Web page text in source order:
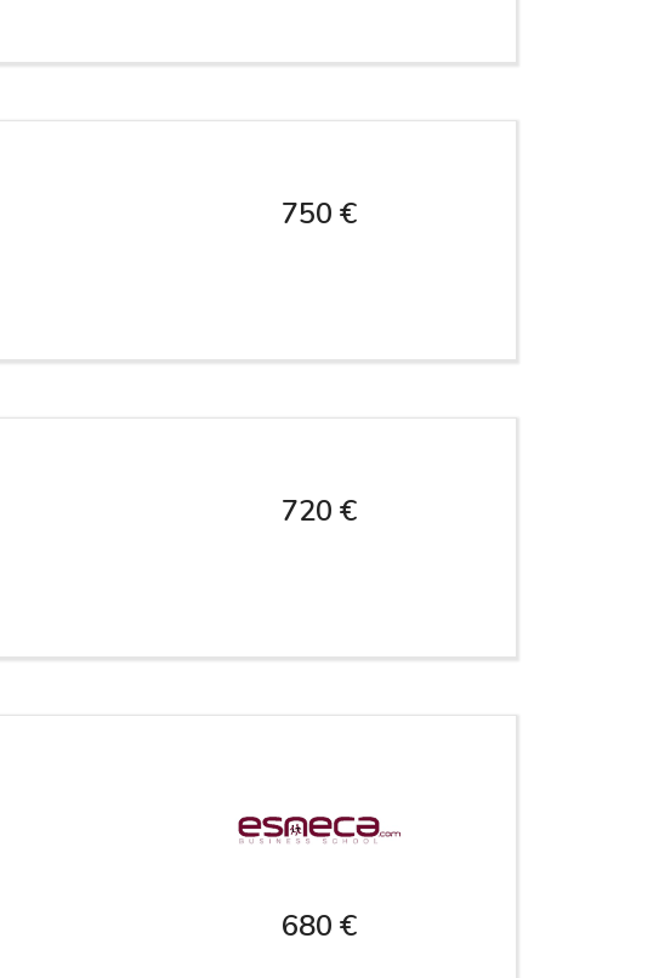
750 €
720 €
680 €